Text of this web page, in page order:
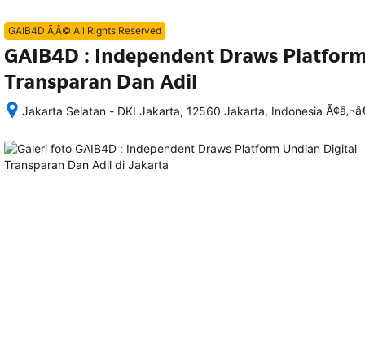
GAIB4D Ã‚Â© All Rights Reserved
GAIB4D : Independent Draws
Transparan Dan Adil
Jakarta Selatan - DKI Jakarta, 12560 Jakarta, Indonesia
memesan,
rincian